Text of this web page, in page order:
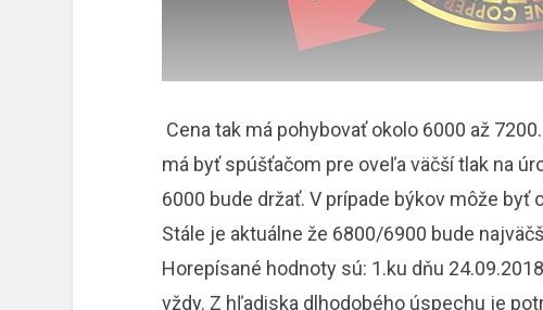
Cena tak má pohybovať okolo 6000 až
má byť spúšťačom pre oveľa väčší tlak na
6000 bude držať. V prípade býkov môže byť
Stále je aktuálne že 6800/6900 bude
Horepísané hodnoty sú: 1.ku dňu
vždy. Z hľadiska dlhodobého úspechu je